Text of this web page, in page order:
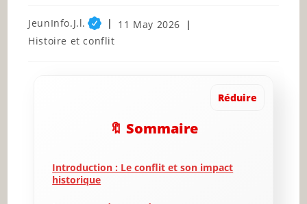
Post
author:
JeunInfo.J.l.
Post
11 May 2026
Post
Histoire et conflit
Réduire
🔖 Sommaire
Introduction : Le conflit et son impact
historique